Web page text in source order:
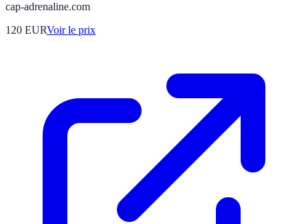
cap-adrenaline.com
120 EURVoir le prix